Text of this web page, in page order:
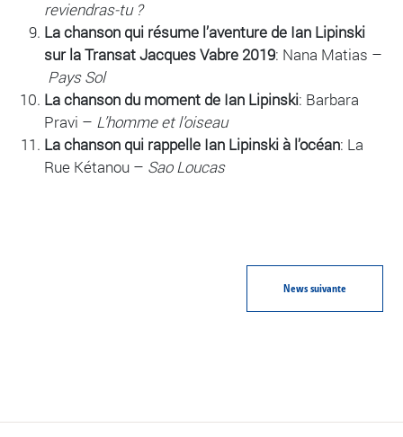
reviendras-tu ?
La chanson qui résume l’aventure de Ian Lipinski
sur la Transat Jacques Vabre 2019: Nana Matias –
Pays Sol
La chanson du moment de Ian Lipinski: Barbara
Pravi – L’homme et l’oiseau
La chanson qui rappelle Ian Lipinski à l’océan: La
Rue Kétanou – Sao Loucas
Newssuivante